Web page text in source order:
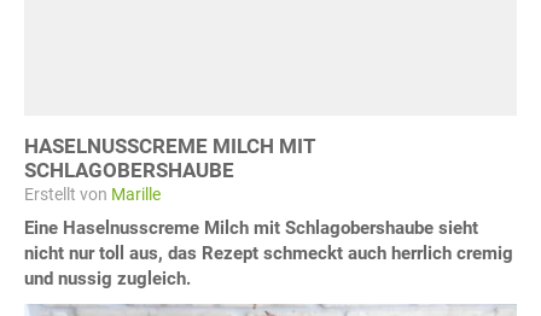
HASELNUSSCREME MILCH MIT
SCHLAGOBERSHAUBE
Erstellt von Marille
Eine Haselnusscreme Milch mit Schlagobershaube sieht
nicht nur toll aus, das Rezept schmeckt auch herrlich cremig
und nussig zugleich.